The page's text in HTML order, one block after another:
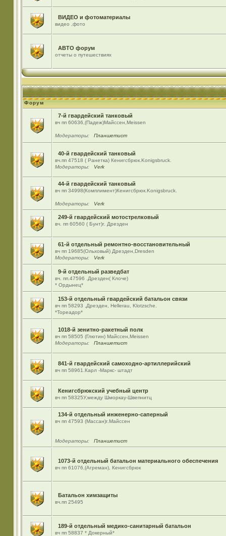
ВИДЕО и фотоматериалы
видео ,фото
АВТО форум
отчеты о путешествиях
Форум
7-й гвардейский танковый
вч пп 60636,(Падеж)Майсcен,Meissen
Модераторы: Планшетист
40-й гвардейский танковый
вч.пп 47518 ( Ранетка) Кенигсбрюк.Konigsbruck.
Модераторы:
Verk
44-й гвардейский танковый
вч пп 34998(Комплимент)Кенигсбрюк.Konigsbruck.
Модераторы: Verk
249-й гвардейский мотострелковый
вч. пп 60560 ( Бунт)г. Дрезден
61-й отдельный ремонтно-восстановительный
вч пп 19685(Ольховый) Дрезден,Dresden
Модераторы:
Verk
9-й отдельный разведбат
вч. пп.47596 .Дрезден( Клоче)
* Ордынец*
153-й отдельный гвардейский батальон связи
вч пп 58293 ,Дрезден, Hellerau, Klotzsche.
*Тореадор*
1018-й зенитно-ракетный полк
вч пп 58505 (Глютин) Майсcен,Meissen
Модераторы:
Планшетист
841-й гвардейский самоходно-артиллерийский
вч пп 58961.Карл -Маркс- штадт
Кенигсбрюкский учебный центр
вч пп 58325У,между Шморкау-Швепнитц
134-й отдельный инженерно-саперный
вч пп 47593 (Массан)г.Майссен
Модераторы: Планшетист
1073-й отдельный батальон материального обеспечения
вч пп 61076,(Агреман), Кенигсбрюк
Батальон химзащиты
вч.пп 25495
189-й отдельный медико-санитарный батальон
вч пп 58837 * Докерный*